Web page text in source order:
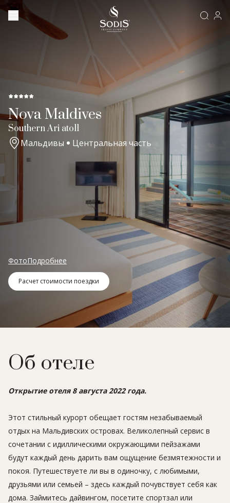
Nova Maldives
Southern Ari atoll
Мальдивы
Центральная часть
ФотоПодробнее
Расчет стоимости поездки
Об отеле
Открытие отеля 8 августа 2022 года.
Этот стильный курорт обещает гостям незабываемый
отдых на Мальдивских островах. Великолепный сервис в
сочетании с идиллическими окружающими пейзажами
будут каждый день дарить вам ощущение безмятежности и
покоя. Путешествуете ли вы в одиночку, с любимыми,
друзьями или семьей – здесь каждый почувствует себя как
дома. Займитесь дайвингом, посетите спортзал или